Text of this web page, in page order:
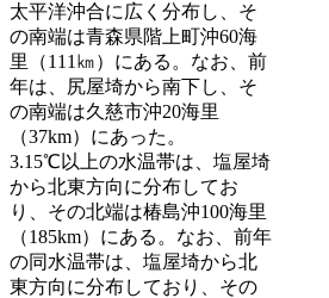
太平洋沖合に広く分布し、そ
の南端は青森県階上町沖60海
里（111㎞）にある。なお、前
年は、尻屋埼から南下し、そ
の南端は久慈市沖20海里
（37km）にあった。
3.15℃以上の水温帯は、塩屋埼
から北東方向に分布してお
り、その北端は椿島沖100海里
（185km）にある。なお、前年
の同水温帯は、塩屋埼から北
東方向に分布しており、その